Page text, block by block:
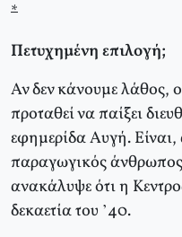
*
Πετυχημένη επιλογή;
Αν δεν κάνουμε λάθος,
προταθεί να παίξει
εφημερίδα Αυγή. Είναι,
παραγωγικός
ανακάλυψε ότι η
δεκαετία του ’40.